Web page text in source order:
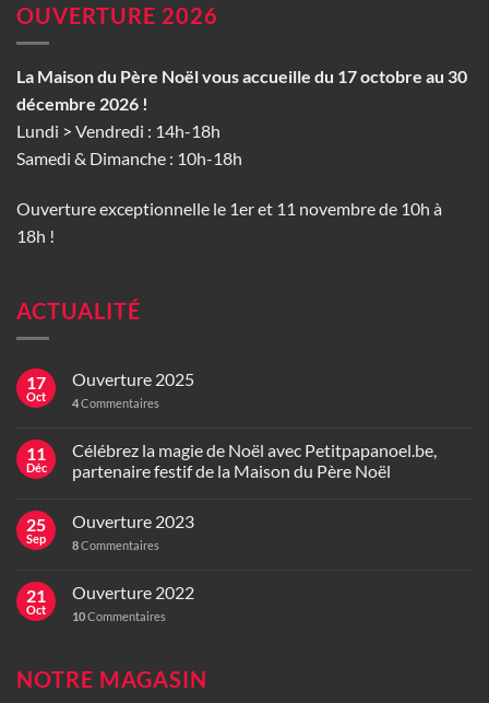
OUVERTURE 2026
La Maison du Père Noël vous accueille du 17 octobre au 30
décembre 2026 !
Lundi > Vendredi : 14h-18h
Samedi & Dimanche : 10h-18h
Ouverture exceptionnelle le 1er et 11 novembre de 10h à
18h !
ACTUALITÉ
17
Oct
Ouverture 2025
4Commentaires
11
Déc
Célébrez la magie de Noël avec Petitpapanoel.be,
partenaire festif de la Maison du Père Noël
25
Sep
Ouverture 2023
8Commentaires
21
Oct
Ouverture 2022
10Commentaires
NOTRE MAGASIN